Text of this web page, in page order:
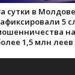
сутки в Молдове
5
1,5 млн леев